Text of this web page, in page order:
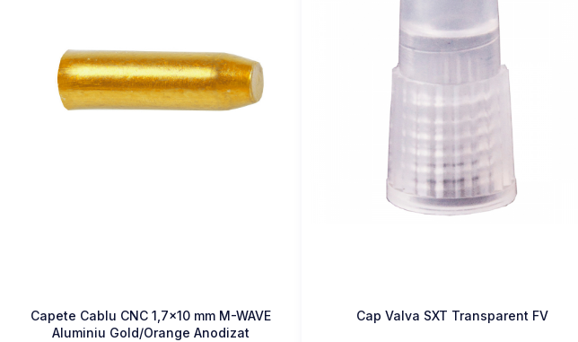
Capete Cablu CNC 1,7x10 mm M-WAVE
Aluminiu Gold/Orange Anodizat
Cap Valva SXT Transparent FV